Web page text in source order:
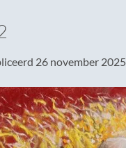
26 november 2025